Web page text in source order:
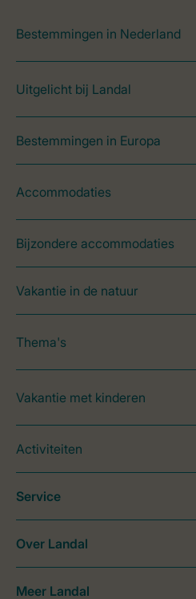
Bestemmingen in Nederland
Uitgelicht bij Landal
Bestemmingen in Europa
Accommodaties
Bijzondere accommodaties
Vakantie in de natuur
Thema's
Vakantie met kinderen
Activiteiten
Service
Over Landal
Meer Landal